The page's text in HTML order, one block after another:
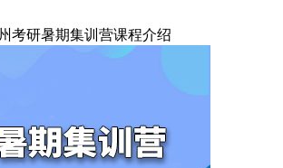
考研暑期集训营课程介绍